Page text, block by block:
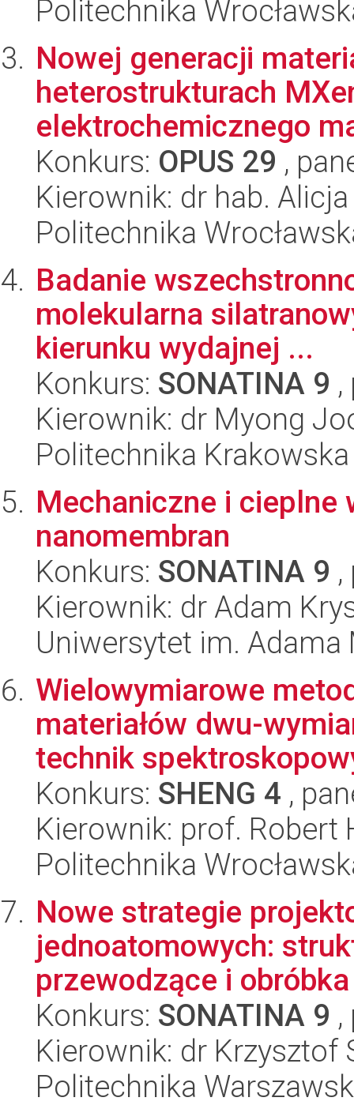
Politechnika
Nowej generacji
heterostrukturach
elektrochemicznego
Konkurs: OPUS 29 ,
Kierownik: dr hab.
Politechnika
Badanie
molekularna
kierunku wydajnej ...
Konkurs: SONATINA 9
Kierownik: dr Myong
Politechnika
Mechaniczne i cieplne
nanomembran
Konkurs: SONATINA 9
Kierownik: dr Adam
Uniwersytet im.
Wielowymiarowe
materiałów dwu-
technik
Konkurs: SHENG 4 ,
Kierownik: prof. Robert
Politechnika
Nowe strategie
jednoatomowych:
przewodzące i
Konkurs: SONATINA 9
Kierownik: dr Krzysztof
Politechnika